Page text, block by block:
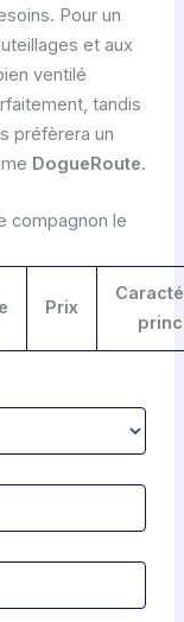
Pour un
et aux
ventilé
tandis
préfèrera un
DogueRoute.
compagnon le
Prix